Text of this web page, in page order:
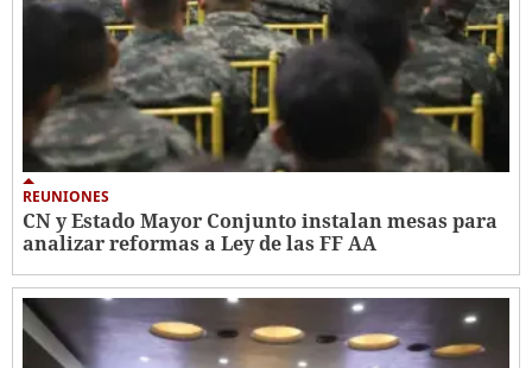
REUNIONES
CN y Estado Mayor Conjunto instalan mesas para
analizar reformas a Ley de las FF AA